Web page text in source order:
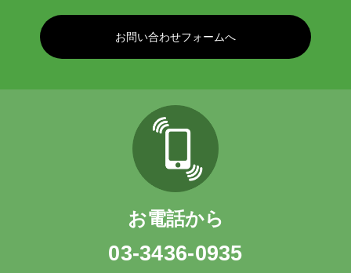
お問い合わせフォームへ
お電話から
03-3436-0935